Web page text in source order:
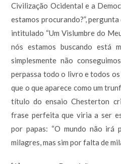
Civilização Ocidental e a
estamos procurando?”,
intitulado “Um Vislumbre do
nós estamos buscando está
simplesmente não
perpassa todo o livro e todos
que o que aparece como um
título do ensaio Chesterton
frase perfeita que viria a ser
por papas: “O mundo não irá
milagres, mas sim por falta de